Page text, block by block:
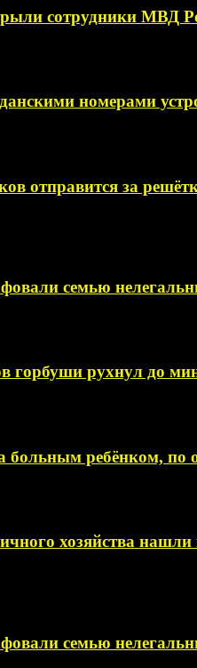
сотрудники МВД
номерами
отправится за
семью
горбуши рухнул до
ребёнком, по
хозяйства
семью